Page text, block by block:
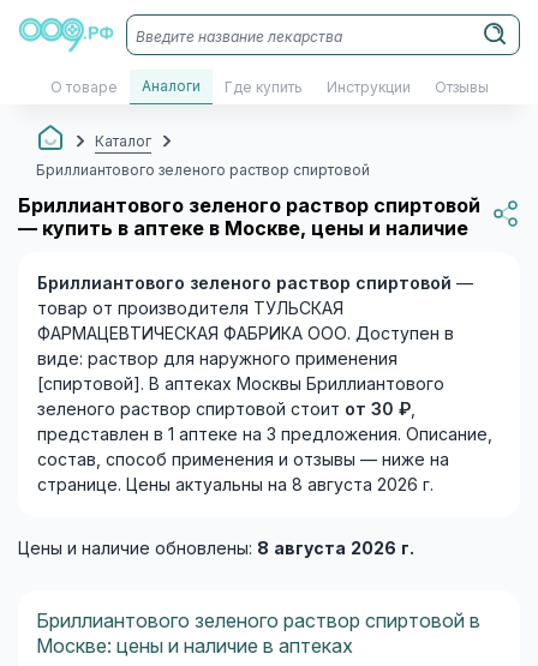
О товаре Аналоги Где купить Инструкции Отзывы
Каталог
Бриллиантового зеленого раствор спиртовой
Бриллиантового зеленого раствор спиртовой
— купить в аптеке в Москве, цены и наличие
Бриллиантового зеленого раствор спиртовой —
товар от производителя ТУЛЬСКАЯ
ФАРМАЦЕВТИЧЕСКАЯ ФАБРИКА OOO. Доступен в
виде: раствор для наружного применения
[спиртовой]. В аптеках Москвы Бриллиантового
зеленого раствор спиртовой стоит от 30 ₽,
представлен в 1 аптеке на 3 предложения. Описание,
состав, способ применения и отзывы — ниже на
странице. Цены актуальны на 8 августа 2026 г.
Цены и наличие обновлены: 8 августа 2026 г.
Бриллиантового зеленого раствор спиртовой в
Москве: цены и наличие в аптеках